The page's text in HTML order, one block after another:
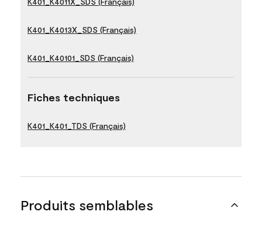
K401_K4013X_SDS (Français)
K401_K40101_SDS (Français)
Fiches techniques
K401_K401_TDS (Français)
Produits semblables